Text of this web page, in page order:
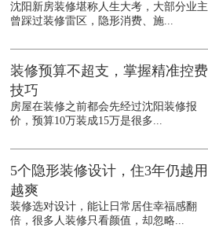
沈阳新房装修堪称人生大考，大部分业主
曾踩过装修雷区，隐形消费、施...
装修预算不超支，掌握精准控费
技巧
房屋在装修之前都会先经过沈阳装修报
价，预算10万装成15万是很多...
5个隐形装修设计，住3年仍越用
越爽
装修选对设计，能让日常居住幸福感翻
倍，很多人装修只看颜值，却忽略...